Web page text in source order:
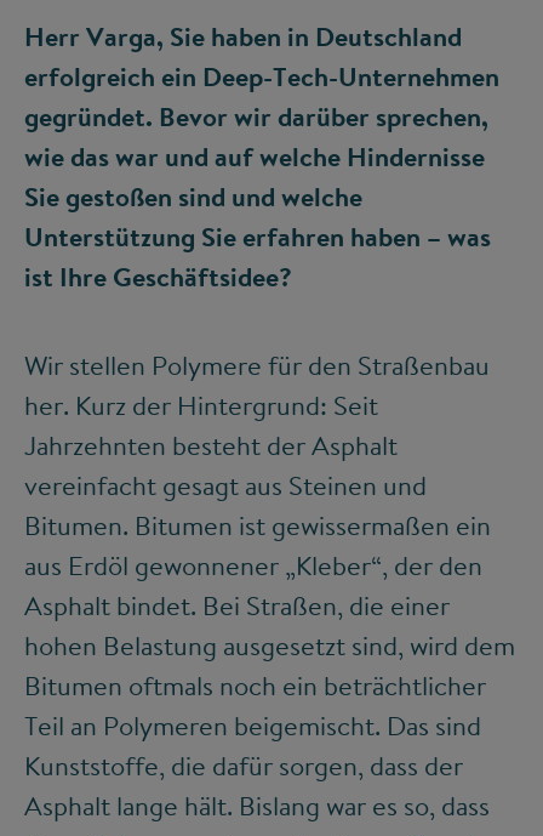
Herr Varga, Sie haben in Deutschland
erfolgreich ein Deep-Tech-Unternehmen
gegründet. Bevor wir darüber sprechen,
wie das war und auf welche Hindernisse
Sie gestoßen sind und welche
Unterstützung Sie erfahren haben – was
ist Ihre Geschäftsidee?
Wir stellen Polymere für den Straßenbau
her. Kurz der Hintergrund: Seit
Jahrzehnten besteht der Asphalt
vereinfacht gesagt aus Steinen und
Bitumen. Bitumen ist gewissermaßen ein
aus Erdöl gewonnener „Kleber“, der den
Asphalt bindet. Bei Straßen, die einer
hohen Belastung ausgesetzt sind, wird dem
Bitumen oftmals noch ein beträchtlicher
Teil an Polymeren beigemischt. Das sind
Kunststoffe, die dafür sorgen, dass der
Asphalt lange hält. Bislang war es so, dass